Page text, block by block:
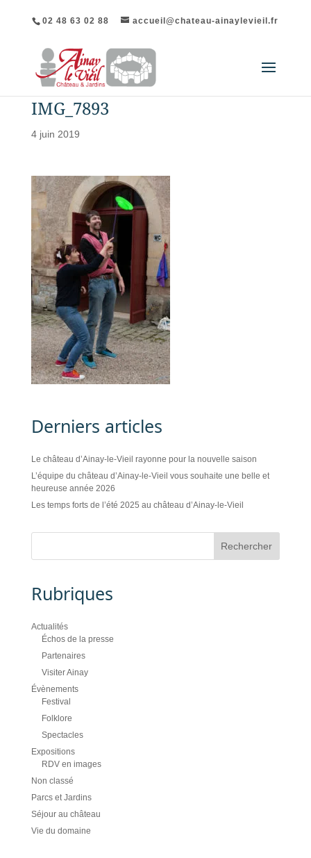
02 48 63 02 88 accueil@chateau-ainaylevieil.fr
IMG_7893
4 juin 2019
Derniers articles
Le château d’Ainay-le-Vieil rayonne pour la nouvelle saison
L’équipe du château d’Ainay-le-Vieil vous souhaite une belle et
heureuse année 2026
Les temps forts de l’été 2025 au château d’Ainay-le-Vieil
Rubriques
Actualités
Échos de la presse
Partenaires
Visiter Ainay
Évènements
Festival
Folklore
Spectacles
Expositions
RDV en images
Non classé
Parcs et Jardins
Séjour au château
Vie du domaine